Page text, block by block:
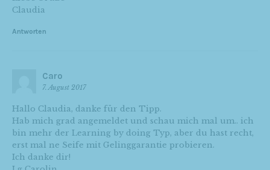
Claudia
Antworten
Caro
7. August 2017
Hallo Claudia, danke für den Tipp.
Hab mich grad angemeldet und schau mich mal um.. ich
bin mehr der Learning by doing Typ, aber du hast recht,
erst mal ne Seife mit Gelinggarantie probieren.
Ich danke dir!